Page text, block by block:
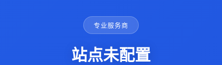
专业服务商
站点未配置